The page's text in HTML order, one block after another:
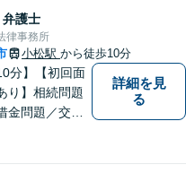
弁護士
律事務所
小松駅 から徒歩10分
分】【初回面
り】相続問題
金問題／交通
詳細を見
る